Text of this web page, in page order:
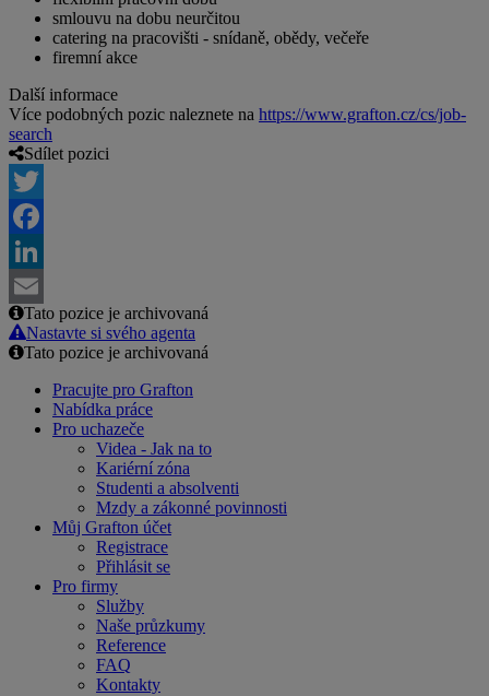
smlouvu na dobu neurčitou
catering na pracovišti - snídaně, obědy, večeře
firemní akce
Další informace
Více podobných pozic naleznete na https://www.grafton.cz/cs/job-
search
Sdílet pozici
Twitter
Facebook
LinkedIn
Email
Tato pozice je archivovaná
Nastavte si svého agenta
Tato pozice je archivovaná
Pracujte pro Grafton
Nabídka práce
Pro uchazeče
Videa - Jak na to
Kariérní zóna
Studenti a absolventi
Mzdy a zákonné povinnosti
Můj Grafton účet
Registrace
Přihlásit se
Pro firmy
Služby
Naše průzkumy
Reference
FAQ
Kontakty